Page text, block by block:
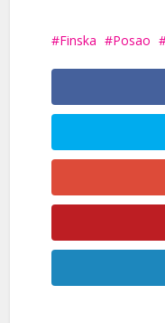
Finska Posao